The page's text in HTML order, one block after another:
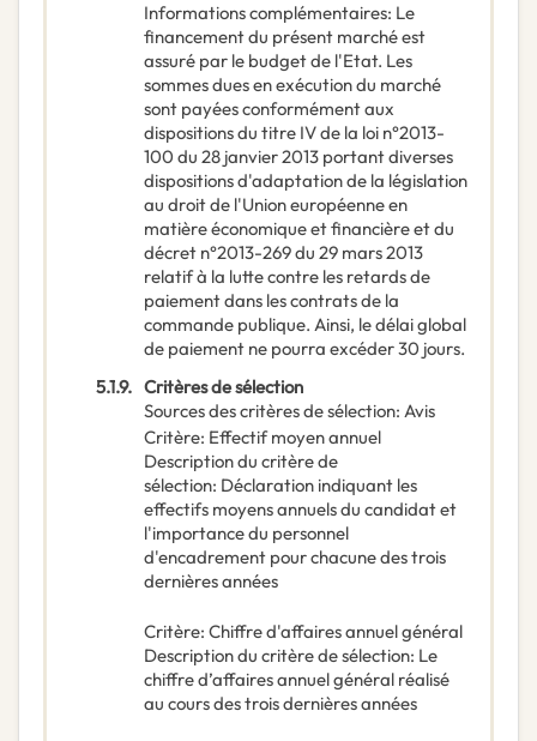
Informations complémentaires: Le
financement du présent marché est
assuré par le budget de l'Etat. Les
sommes dues en exécution du marché
sont payées conformément aux
dispositions du titre IV de la loi n°2013-
100 du 28 janvier 2013 portant diverses
dispositions d'adaptation de la législation
au droit de l'Union européenne en
matière économique et financière et du
décret n°2013-269 du 29 mars 2013
relatif à la lutte contre les retards de
paiement dans les contrats de la
commande publique. Ainsi, le délai global
de paiement ne pourra excéder 30 jours.
5.1.9. Critères de sélection
Sources des critères de sélection: Avis
Critère: Effectif moyen annuel
Description du critère de
sélection: Déclaration indiquant les
effectifs moyens annuels du candidat et
l'importance du personnel
d'encadrement pour chacune des trois
dernières années
Critère: Chiffre d'affaires annuel général
Description du critère de sélection: Le
chiffre d’affaires annuel général réalisé
au cours des trois dernières années